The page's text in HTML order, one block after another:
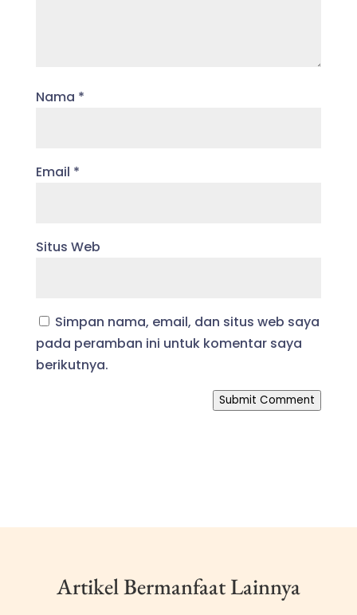
Nama *
Email *
Situs Web
Simpan nama, email, dan situs web saya
pada peramban ini untuk komentar saya
berikutnya.
Submit Comment
Artikel Bermanfaat Lainnya